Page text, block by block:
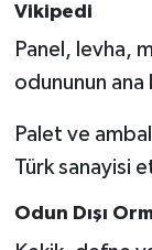
Vikipedi
Panel, levha,
odununun ana
Palet ve
Türk sanayisi
Odun Dışı